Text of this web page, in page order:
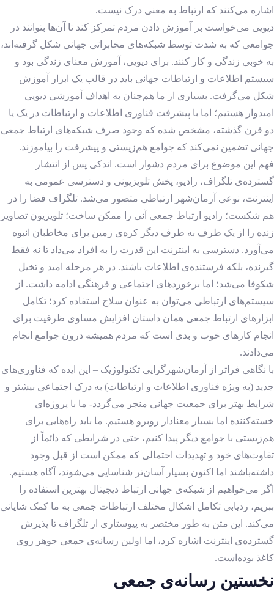
اشاره می‌کنند که ارتباط به معنی درک نیست.
دیویی می‌خواست بر آموزش دادن مردم تمرکز کند تا آن‌ها بتوانند در
جوامعی که به شدت توسط شبکه‌های مخابراتی جهانی شکل گرفته‌اند،
به خوبی زندگی و کار کنند. برای دیویی، آموزش معنای زندگی بود و
سیستم اطلاعات و ارتباطات جهانی باید در قالب یک ابزار آموزش
شکل می‌گرفت. بسیاری از ما هم‌چنان به اهداف آموزشی دیویی
امیدوار هستیم؛ اما با پیشرفت فناوری اطلاعات و ارتباطات در یک یا
دو قرن گذشته، مشخص شده که وجود صرف شبکه‌های ارتباط جمعی
جهانی تضمین نمی‌کند که جوامع هم‌زیستی و پیشرفت را بیاموزند.
فهم این موضوع برای مردم دشوار است. اندکی پس از انتشار
گسترده‌ی تلگراف، رادیو، پخش تلویزیونی و دسترسی عمومی به
اینترنت، نوعی آرمان‌شهر ارتباطی متصور می‌شد. تلگراف فضا را در
هم شکست؛ رادیو ارتباط جمعی آنی را ممکن ساخت؛ تلویزیون تصاویر
زنده را از یک طرف به طرف دیگر کره‌ی زمین برای مخاطبان انبوه
می‌آورد. دسترسی به اینترنت این قدرت را به افراد می‌داد تا نه فقط
گیرنده، بلکه فرستنده‌ی اطلاعات باشند. در هر مرحله امید و تخیل
شکوفا می‌شد؛ اما برخوردهای اجتماعی و فرهنگی ادامه داشت. از
سیستم‌های ارتباطی می‌توان به عنوان سلاح استفاده کرد؛ تکامل
ابزارهای ارتباط جمعی همان داستان افزایش مساوی ظرفیت برای
انجام کارهای خوب و بدی است که مردم همیشه درون جوامع انجام
می‌دادند.
با نگاهی فراتر از آرمان‌شهرگرایی تکنولوژیک – این ایده که فناوری‌های
جدید (به ویژه فناوری اطلاعات و ارتباطات) به درک اجتماعی بیشتر و
شرایط بهتر برای جمعیت جهانی منجر می‌گردد- ما با پروژه‌ای
خسته‌کننده اما بسیار معنادار روبرو هستیم. ما باید راه‌هایی برای
هم‌زیستی با جوامع دیگر پیدا کنیم، حتی در شرایطی که دائماً از
تفاوت‌های خود و تهدیدات احتمالی که ممکن است از قبل وجود
داشته‌باشند اما اکنون بسیار آسان‌تر شناسایی می‌شوند، آگاه هستیم.
اگر می‌خواهیم از شبکه‌ی جهانی ارتباط دیجیتال بهترین استفاده را
ببریم، ردیابی تکامل اشکال مختلف ارتباطات جمعی به ما کمک شایانی
می‌کند. این متن به طور مختصر به پیوستاری از تلگراف تا پذیرش
گسترده‌ی اینترنت اشاره کرد، اما اولین رسانه‌ی جمعی جوهر روی
کاغذ بوده‌است.
نخستین رسانه‌ی جمعی